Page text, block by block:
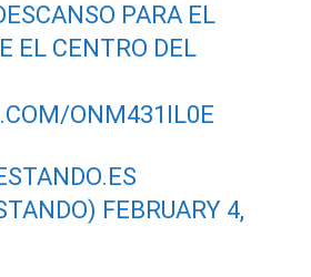
PARA EL
EL CENTRO DEL
ONM431IL0E
FEBRUARY 4,